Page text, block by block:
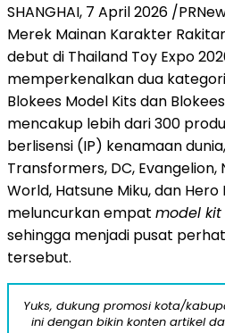
SHANGHAI, 7 April 2026 /
Merek Mainan Karakter
debut di Thailand Toy Expo
memperkenalkan dua
Blokees Model Kits dan
mencakup lebih dari 300
berlisensi (IP) kenamaan
Transformers, DC, Evangelion,
World, Hatsune Miku, dan
meluncurkan empat model kit
sehingga menjadi pusat
tersebut.
Yuks, dukung promosi kota/
ini dengan bikin konten artikel